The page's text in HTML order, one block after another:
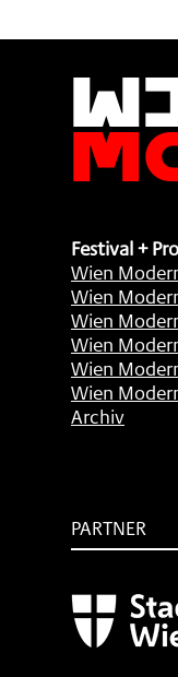
Festival +
Wien
Wien
Wien
Wien
Wien
Wien
Archiv
PARTNER